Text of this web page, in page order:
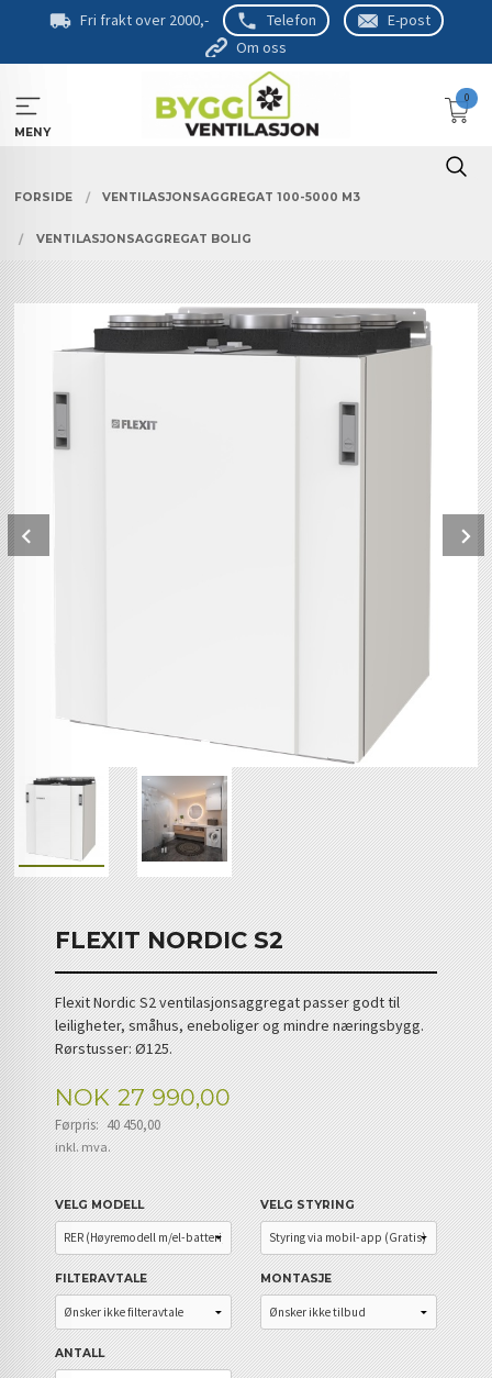
Fri frakt over 2000,- Telefon
E-post
Om oss
MENY
0
FORSIDE VENTILASJONSAGGREGAT 100-5000 M3
VENTILASJONSAGGREGAT BOLIG
FLEXIT NORDIC S2
Flexit Nordic S2 ventilasjonsaggregat passer godt til
leiligheter, småhus, eneboliger og mindre næringsbygg.
Rørstusser: Ø125.
Tilbud
NOK 27 990,00
Førpris: 40 450,00
Rabatt
inkl. mva.
VELG MODELL VELG STYRING
FILTERAVTALE MONTASJE
ANTALL